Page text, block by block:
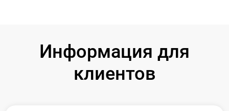
Информация для
клиентов